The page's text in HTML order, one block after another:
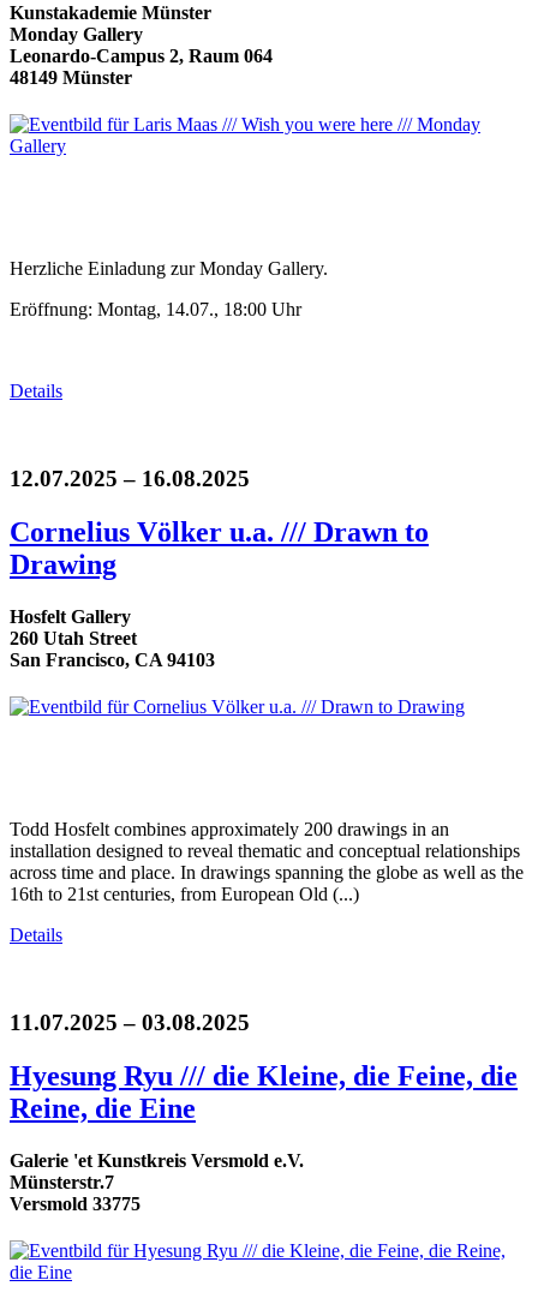
Kunstakademie Münster
Monday Gallery
Leonardo-Campus 2, Raum 064
48149 Münster
Herzliche Einladung zur Monday Gallery.
Eröffnung: Montag, 14.07., 18:00 Uhr
Details
12.07.2025 – 16.08.2025
Cornelius Völker u.a. /// Drawn to
Drawing
Hosfelt Gallery
260 Utah Street
San Francisco, CA 94103
Todd Hosfelt combines approximately 200 drawings in an
installation designed to reveal thematic and conceptual relationships
across time and place. In drawings spanning the globe as well as the
16th to 21st centuries, from European Old (...)
Details
11.07.2025 – 03.08.2025
Hyesung Ryu /// die Kleine, die Feine, die
Reine, die Eine
Galerie 'et Kunstkreis Versmold e.V.
Münsterstr.7
Versmold 33775